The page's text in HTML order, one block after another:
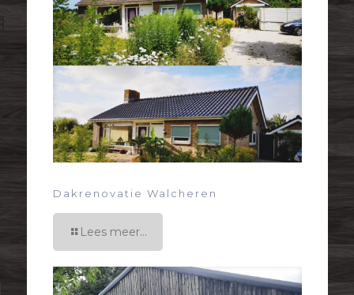
Dakrenovatie Walcheren
Lees meer...